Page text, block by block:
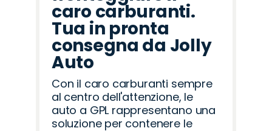
caro carburanti.
Tua in pronta
consegna da Jolly
Auto
Con il caro carburanti sempre
al centro dell'attenzione, le
auto a GPL rappresentano una
soluzione per contenere le